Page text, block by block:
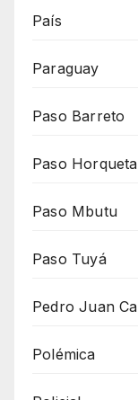
País
Paraguay
Paso Barreto
Paso Horqueta
Paso Mbutu
Paso Tuyá
Pedro Juan
Polémica